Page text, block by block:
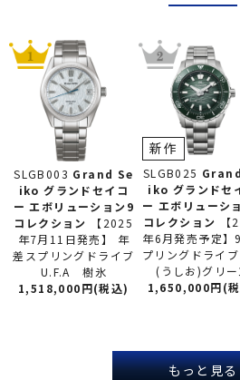
SLGB003 Grand Se
iko グランドセイコ
ー エボリューション9
コレクション
【2025
年7月11日発売】 年
差スプリングドライブ
U.F.A 樹氷
1,518,000円(税込)
SLGB025
iko グランドセ
ー エボリューシ
コレクション
【
年6月発売予定】
プリングドライ
(うしお)グリー
新作
1,650,000円(
もっと見る